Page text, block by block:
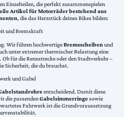
Einzelteilen, die perfekt zusammenspielen
Artikel für Motorräder bestehend aus
, die das Herzstück deines Bikes bilden:
und Bremskraft
Wir führen hochwertigeBremsscheiben und
unter extremer thermischer Belastung eine
für die Rennstrecke oder den Stadtverkehr –
Sicherheit, die du brauchst.
und Gabel
entscheidend. Damit diese
die passendenGabelsimmerringesowie
Fahrwerk ist die Grundvoraussetzung